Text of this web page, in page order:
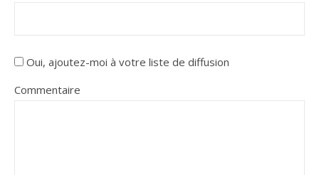
Oui, ajoutez-moi à votre liste de diffusion
Commentaire